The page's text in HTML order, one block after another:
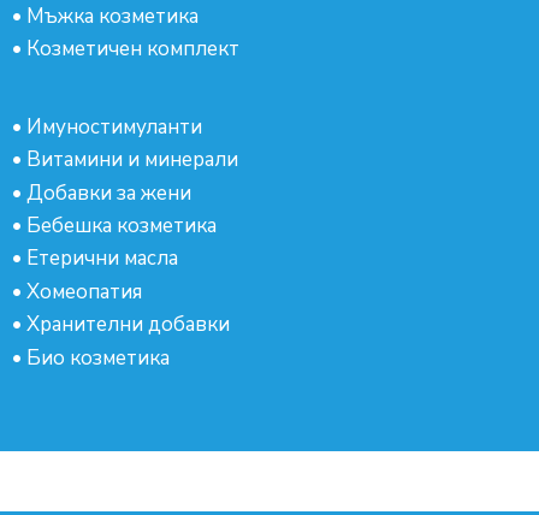
• Мъжка козметика
• Козметичен комплект
• Имуностимуланти
• Витамини и минерали
• Добавки за жени
• Бебешка козметика
• Етерични масла
• Хомеопатия
• Хранителни добавки
• Био козметика